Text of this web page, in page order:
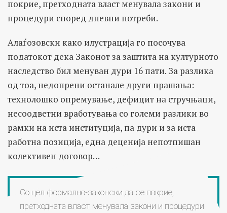
покрие, претходната власт менувала закони и
процедури според дневни потреби.
Алаѓозовски како илустрација го посочува
податокот дека Законот за заштита на културното
наследство бил менуван дури 16 пати. За разлика
од тоа, недопрени останале други прашања:
технолошко опремување, дефицит на стручњаци,
несоодветни вработувања со големи разлики во
рамки на иста институција, па дури и за иста
работна позиција, една деценија непотпишан
колективен договор…
Со цел формално-законски да се покрие,
претходната власт менувала закони и процедури